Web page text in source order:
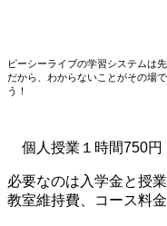
ピーシーライブの学習システムは
だから、わからないことがその場
う！
個人授業１時間750円
必要なのは入学金と授
教室維持費、コース料